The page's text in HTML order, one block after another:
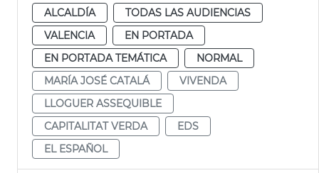
ALCALDÍA
TODAS LAS AUDIENCIAS
VALENCIA
EN PORTADA
EN PORTADA TEMÁTICA
NORMAL
MARÍA JOSÉ CATALÁ
VIVENDA
LLOGUER ASSEQUIBLE
CAPITALITAT VERDA
EDS
EL ESPAÑOL